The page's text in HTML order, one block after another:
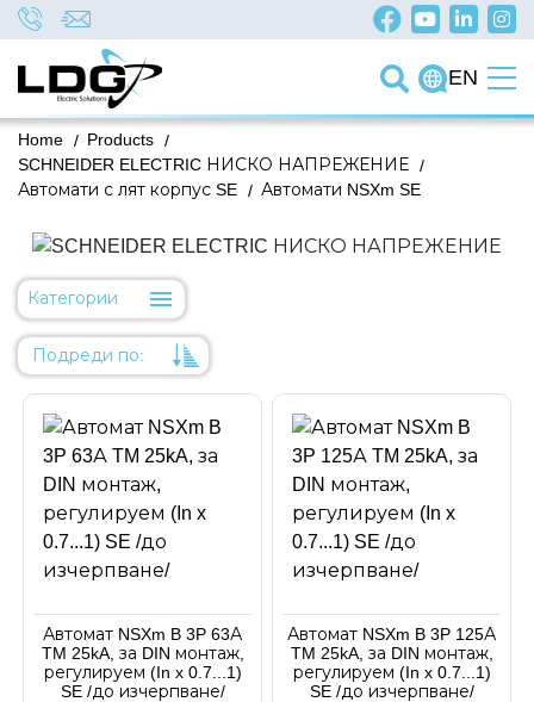
EN
/
Home /
Products
/
SCHNEIDER ELECTRIC НИСКО НАПРЕЖЕНИЕ
/
Автомати с лят корпус SE Автомати NSXm SE
Категории
Подреди по:
Име
Име
Код на артикул
Код на артикул
Автомат NSXm B 3P 63А
TM 25kA, за DIN монтаж,
регулируем (In x 0.7...1)
SE /до изчерпване/
Автомат NSXm B 3P 125А
TM 25kA, за DIN монтаж,
регулируем (In x 0.7...1)
SE /до изчерпване/